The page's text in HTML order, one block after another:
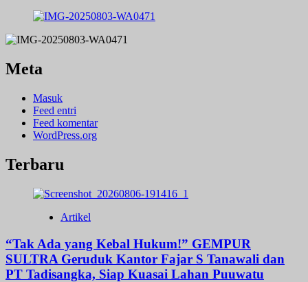
Meta
Masuk
Feed entri
Feed komentar
WordPress.org
Terbaru
Artikel
“Tak Ada yang Kebal Hukum!” GEMPUR
SULTRA Geruduk Kantor Fajar S Tanawali dan
PT Tadisangka, Siap Kuasai Lahan Puuwatu